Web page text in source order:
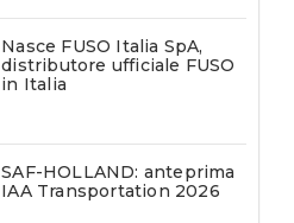
Nasce FUSO Italia SpA,
distributore ufficiale FUSO
in Italia
SAF-HOLLAND: anteprima
IAA Transportation 2026